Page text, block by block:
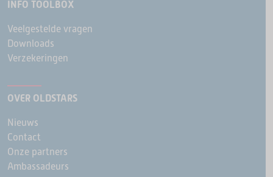
INFO TOOLBOX
Veelgestelde vragen
Downloads
Verzekeringen
OVER OLDSTARS
Nieuws
Contact
Onze partners
Ambassadeurs